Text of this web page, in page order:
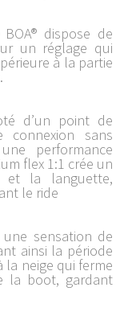
dispose de
un réglage qui
à la partie
d’un point de
sans
performance
flex 1:1 crée un
et la languette,
le ride
sensation de
ainsi la période
neige qui ferme
la boot, gardant